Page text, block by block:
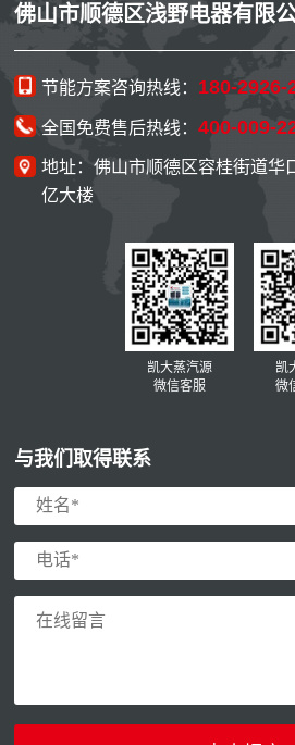
佛山市顺德区浅野电器有限
节能方案咨询热线： 180-2926-
全国免费售后热线：400-009-
地址：佛山市顺德区容桂街道华
亿大楼
凯大蒸汽源
微信客服
凯
微
与我们取得联系